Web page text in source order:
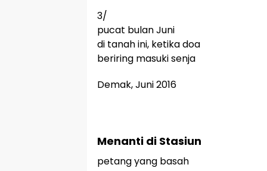
3/
pucat bulan Juni
di tanah ini, ketika doa
beriring masuki senja
Demak, Juni 2016
Menanti di Stasiun
petang yang basah